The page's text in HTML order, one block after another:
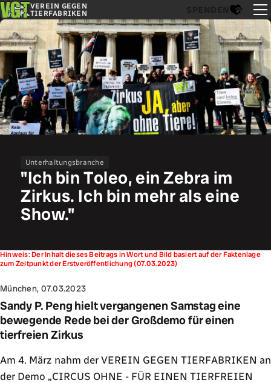
VEREIN GEGEN
TIERFABRIKEN
SPENDEN
Unterhaltungsbranche
"Ich bin Toleo, ein Zebra im
Zirkus. Ich bin mehr als eine
Show."
Hinweis: Der Inhalt dieses Beitrags in Wort und Bild basiert auf der Faktenlage
zum Zeitpunkt der Erstveröffentlichung (07.03.2023)
München, 07.03.2023
Sandy P. Peng hielt vergangenen Samstag eine
bewegende Rede bei der Großdemo für einen
tierfreien Zirkus
Am 4. März nahm der VEREIN GEGEN TIERFABRIKEN an
der Demo „CIRCUS OHNE - FÜR EINEN TIERFREIEN